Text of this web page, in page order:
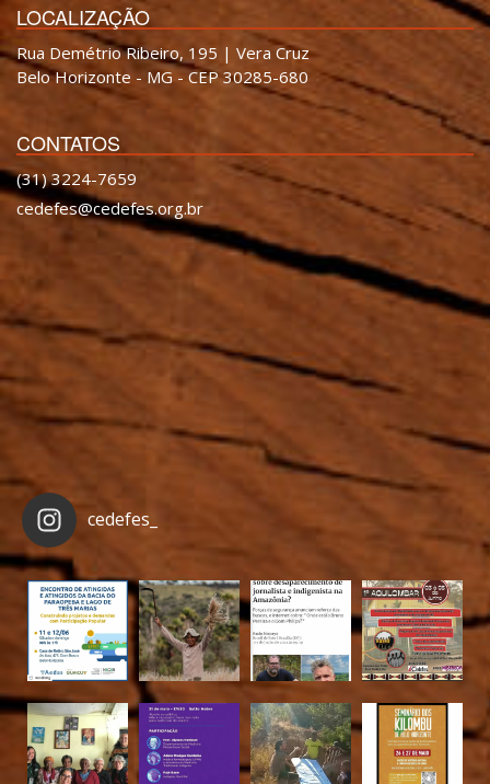
LOCALIZAÇÃO
Rua Demétrio Ribeiro, 195 | Vera Cruz
Belo Horizonte - MG - CEP 30285-680
CONTATOS
(31) 3224-7659
cedefes@cedefes.org.br
cedefes_